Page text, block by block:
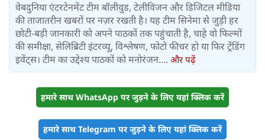
वेबदुनिया एंटरटेनमेंट टीम बॉलीवुड, टेलीविजन और डिजिटल मीडिया
की ताजातरीन खबरों पर नज़र रखती है। यह टीम सिनेमा से जुड़ी हर
छोटी-बड़ी जानकारी को अपने पाठकों तक पहुंचाती है, चाहे वो फिल्मों
की समीक्षा, सेलिब्रिटी इंटरव्यू, विश्लेषण, फोटो फीचर हो या फिर ट्रेंडिंग
इवेंट्स। टीम का उद्देश्य पाठकों को मनोरंजन.... और पढ़ें
हमारे साथ WhatsApp पर जुड़ने के लिए यहां क्लिक करें
हमारे साथ Telegram पर जुड़ने के लिए यहां क्लिक करें